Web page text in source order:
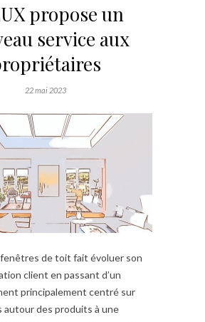
propose un
service aux
22 mai 2023
fenêtres de toit fait évoluer son
client en passant d’un
principalement centré sur
autour des produits à une